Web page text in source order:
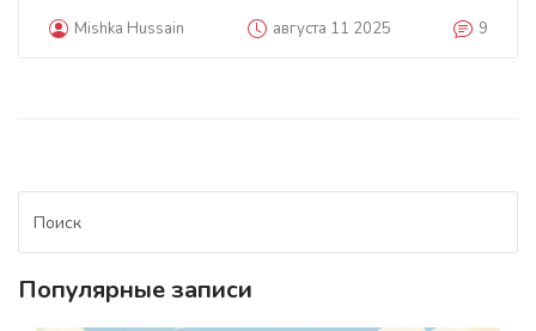
Mishka Hussain августа 11 2025 9
Популярные записи